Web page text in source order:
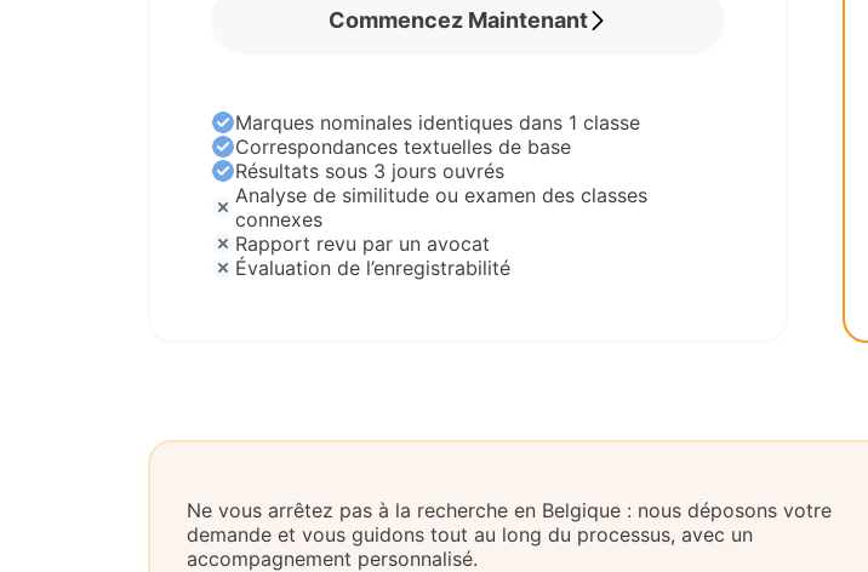
Commencez Maintenant
Marques nominales identiques dans 1 classe
Correspondances textuelles de base
Résultats sous 3 jours ouvrés
Analyse de similitude ou examen des classes
connexes
Rapport revu par un avocat
Évaluation de l’enregistrabilité
Ne vous arrêtez pas à la recherche en Belgique : nous déposons votre
demande et vous guidons tout au long du processus, avec un
accompagnement personnalisé.